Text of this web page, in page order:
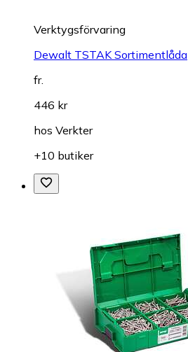
Verktygsförvaring
Dewalt TSTAK Sortimentlåda
fr.
446 kr
hos Verkter
+10 butiker